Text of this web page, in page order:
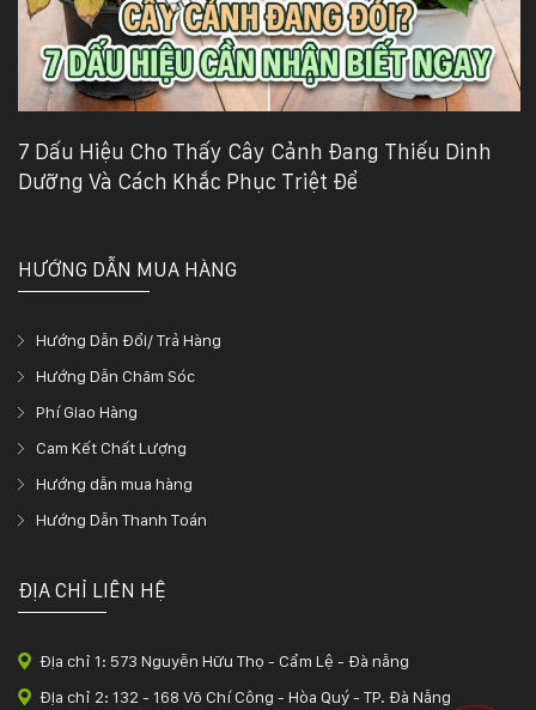
7 Dấu Hiệu Cho Thấy Cây Cảnh Đang Thiếu Dinh
Dưỡng Và Cách Khắc Phục Triệt Để
HƯỚNG DẪN MUA HÀNG
Hướng Dẫn Đổi/ Trả Hàng
Hướng Dẫn Chăm Sóc
Phí Giao Hàng
Cam Kết Chất Lượng
Hướng dẫn mua hàng
Hướng Dẫn Thanh Toán
ĐỊA CHỈ LIÊN HỆ
Địa chỉ 1: 573 Nguyễn Hữu Thọ - Cẩm Lệ - Đà nẵng
Địa chỉ 2: 132 - 168 Võ Chí Công - Hòa Quý - TP. Đà Nẵng